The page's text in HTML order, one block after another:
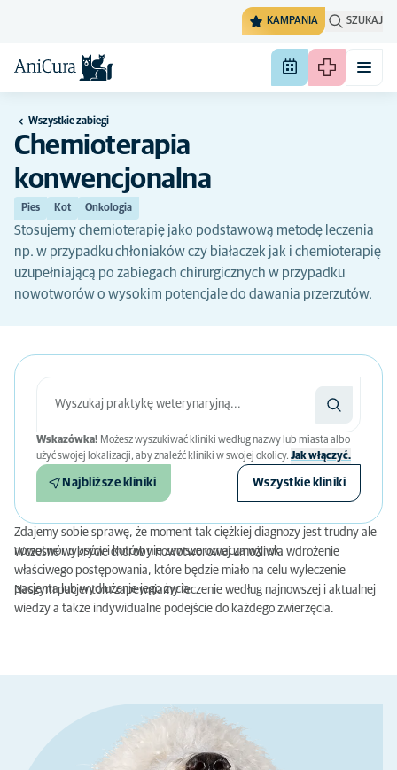
KAMPANIA SZUKAJ
Wszystkie zabiegi
Chemioterapia
konwencjonalna
Pies Kot Onkologia
Stosujemy chemioterapię jako podstawową metodę leczenia
np. w przypadku chłoniaków czy białaczek jak i chemioterapię
uzupełniającą po zabiegach chirurgicznych w przypadku
nowotworów o wysokim potencjale do dawania przerzutów.
Wskazówka! Możesz wyszukiwać kliniki według nazwy lub miasta albo
użyć swojej lokalizacji, aby znaleźć kliniki w swojej okolicy. Jak włączyć.
Najbliższe kliniki Wszystkie kliniki
Zdajemy sobie sprawę, że moment tak ciężkiej diagnozy jest trudny ale
nowotwór u psów i kotów nie zawsze oznacza wyrok.
Wczesne wykrycie choroby nowotworowej umożliwia wdrożenie
właściwego postępowania, które będzie miało na celu wyleczenie
pacjenta lub wydłużenie jego życia.
Naszym pacjentom zapewniamy leczenie według najnowszej i aktualnej
wiedzy a także indywidualne podejście do każdego zwierzęcia.